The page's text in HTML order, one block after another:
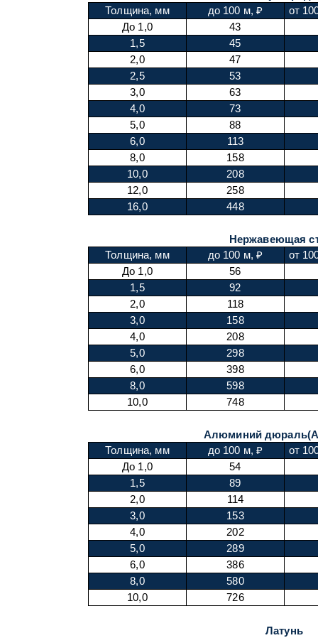
Толщина, мм
до 100 м, ₽
от
До 1,0
43
1,5
45
2,0
47
2,5
53
3,0
63
4,0
73
5,0
88
6,0
113
8,0
158
10,0
208
12,0
258
16,0
448
Нержавеющая
Толщина, мм
до 100 м, ₽
от
До 1,0
56
1,5
92
2,0
118
3,0
158
4,0
208
5,0
298
6,0
398
8,0
598
10,0
748
Алюминий
Толщина, мм
до 100 м, ₽
от
До 1,0
54
1,5
89
2,0
114
3,0
153
4,0
202
5,0
289
6,0
386
8,0
580
10,0
726
Латунь